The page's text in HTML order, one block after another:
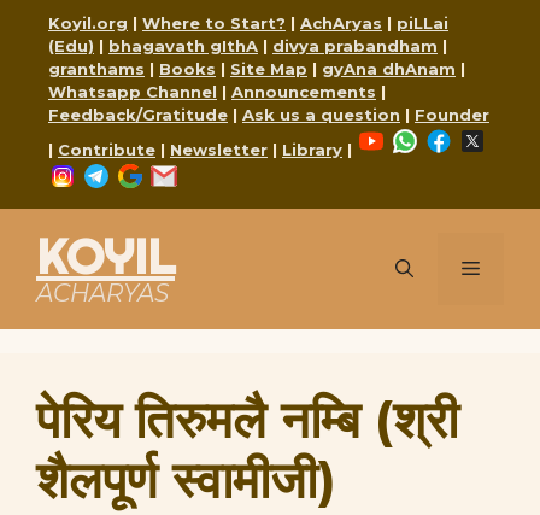
content
Koyil.org | Where to Start? | AchAryas | piLLai
(Edu) | bhagavath gIthA | divya prabandham |
granthams | Books | Site Map | gyAna dhAnam |
Whatsapp Channel | Announcements |
Feedback/Gratitude | Ask us a question | Founder
| Contribute | Newsletter | Library |
YouTubeWhatsApp
Facebook
Instagram
Telegram
Google
KOYIL
ACHARYAS
Menu
पेरिय तिरुमलै नम्बि (श्री
शैलपूर्ण स्वामीजी)